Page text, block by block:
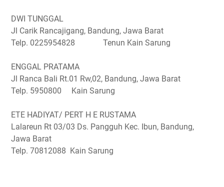
DWI TUNGGAL
Jl Carik Rancajigang, Bandung, Jawa Barat
Telp. 0225954828 Tenun Kain Sarung
ENGGAL PRATAMA
Jl Ranca Bali Rt.01 Rw,02, Bandung, Jawa Barat
Telp. 5950800 Kain Sarung
ETE HADIYAT/ PERT H E RUSTAMA
Lalareun Rt 03/03 Ds. Pangguh Kec. Ibun, Bandung,
Jawa Barat
Telp. 70812088 Kain Sarung